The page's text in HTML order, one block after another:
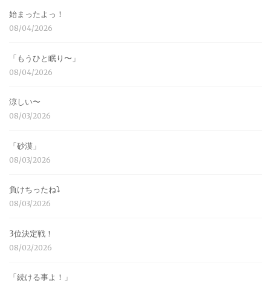
始まったよっ！
08/04/2026
「もうひと眠り〜」
08/04/2026
涼しい〜
08/03/2026
「砂漠」
08/03/2026
負けちったね⤵︎
08/03/2026
3位決定戦！
08/02/2026
「続ける事よ！」